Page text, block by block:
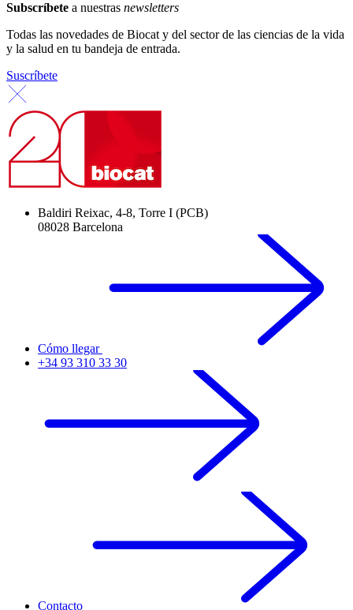
Subscríbete a nuestras newsletters
Todas las novedades de Biocat y del sector de las ciencias de la vida
y la salud en tu bandeja de entrada.
Suscríbete
Baldiri Reixac, 4-8, Torre I (PCB)
08028 Barcelona
Cómo llegar
+34 93 310 33 30
Contacto